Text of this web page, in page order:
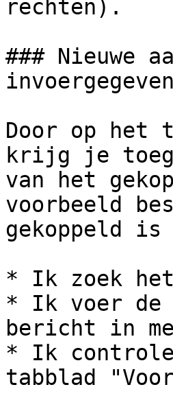
rechten).
### Nieuwe
Door op het
krijg je
van het
voorbeeld
gekoppeld is
* Ik zoek
* Ik voer de
bericht in
* Ik
tabblad